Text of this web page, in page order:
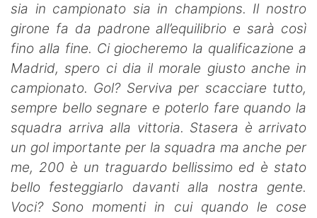
sia in campionato sia in champions. Il nostro
girone fa da padrone all’equilibrio e sarà così
fino alla fine. Ci giocheremo la qualificazione a
Madrid, spero ci dia il morale giusto anche in
campionato. Gol? Serviva per scacciare tutto,
sempre bello segnare e poterlo fare quando la
squadra arriva alla vittoria. Stasera è arrivato
un gol importante per la squadra ma anche per
me, 200 è un traguardo bellissimo ed è stato
bello festeggiarlo davanti alla nostra gente.
Voci? Sono momenti in cui quando le cose